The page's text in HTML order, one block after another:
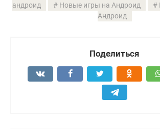
андроид
Новые игры на Андроид
Андроид
Поделиться